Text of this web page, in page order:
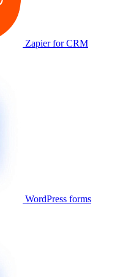
Zapier for CRM
WordPress forms